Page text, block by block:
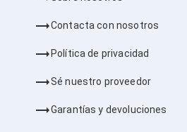
Unidades de Disco
Desktop y Portátiles
Accesorios para Laptops
Cargadores
Maletines
Candados para Laptops
Contacta con nosotros
Política de privacidad
Sé nuestro proveedor
Garantías y devoluciones